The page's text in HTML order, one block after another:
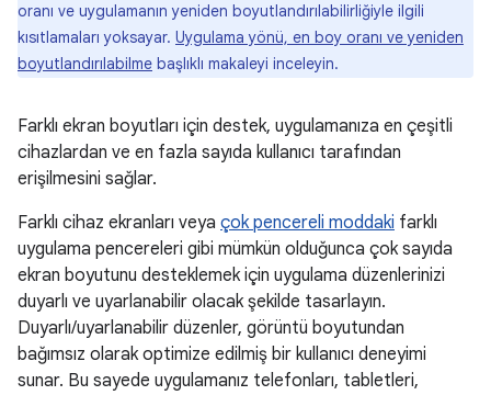
oranı ve uygulamanın yeniden boyutlandırılabilirliğiyle ilgili
kısıtlamaları yoksayar. Uygulama yönü, en boy oranı ve yeniden
boyutlandırılabilme başlıklı makaleyi inceleyin.
Farklı ekran boyutları için destek, uygulamanıza en çeşitli
cihazlardan ve en fazla sayıda kullanıcı tarafından
erişilmesini sağlar.
Farklı cihaz ekranları veya çok pencereli moddaki farklı
uygulama pencereleri gibi mümkün olduğunca çok sayıda
ekran boyutunu desteklemek için uygulama düzenlerinizi
duyarlı ve uyarlanabilir olacak şekilde tasarlayın.
Duyarlı/uyarlanabilir düzenler, görüntü boyutundan
bağımsız olarak optimize edilmiş bir kullanıcı deneyimi
sunar. Bu sayede uygulamanız telefonları, tabletleri,